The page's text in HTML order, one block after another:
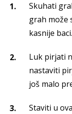
Skuhati
grah može
kasnije baci.
Luk pirjati
nastaviti
još malo
Staviti u